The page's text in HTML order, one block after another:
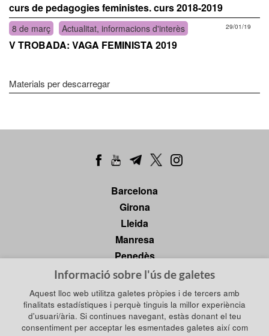
curs de pedagogies feministes. curs 2018-2019
8 de març Actualitat, informacions d'interès 29/01/19
V TROBADA: VAGA FEMINISTA 2019
Materials per descarregar
Barcelona
Girona
Lleida
Manresa
Penedès
Tarragona
Tortosa
Política de privadesa
Informació sobre l'ús de galetes
Aquest lloc web utilitza galetes pròpies i de tercers amb
finalitats estadístiques i perquè tinguis la millor experiència
d'usuari/ària. Si continues navegant, estàs donant el teu
consentiment per acceptar les esmentades galetes així com